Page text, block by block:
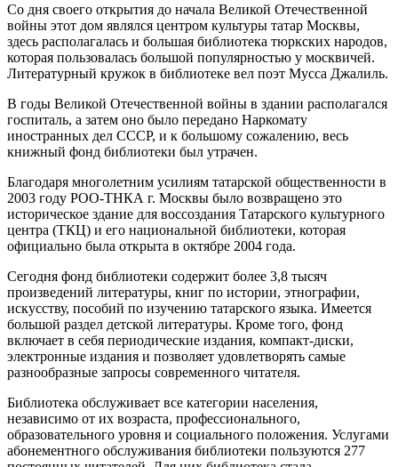
Со дня своего открытия до начала Великой Отечественной
войны этот дом являлся центром культуры татар Москвы,
здесь располагалась и большая библиотека тюркских народов,
которая пользовалась большой популярностью у москвичей.
Литературный кружок в библиотеке вел поэт Мусса Джалиль.
В годы Великой Отечественной войны в здании располагался
госпиталь, а затем оно было передано Наркомату
иностранных дел СССР, и к большому сожалению, весь
книжный фонд библиотеки был утрачен.
Благодаря многолетним усилиям татарской общественности в
2003 году РОО-ТНКА г. Москвы было возвращено это
историческое здание для воссоздания Татарского культурного
центра (ТКЦ) и его национальной библиотеки, которая
официально была открыта в октябре 2004 года.
Сегодня фонд библиотеки содержит более 3,8 тысяч
произведений литературы, книг по истории, этнографии,
искусству, пособий по изучению татарского языка. Имеется
большой раздел детской литературы. Кроме того, фонд
включает в себя периодические издания, компакт-диски,
электронные издания и позволяет удовлетворять самые
разнообразные запросы современного читателя.
Библиотека обслуживает все категории населения,
независимо от их возраста, профессионального,
образовательного уровня и социального положения. Услугами
абонементного обслуживания библиотеки пользуются 277